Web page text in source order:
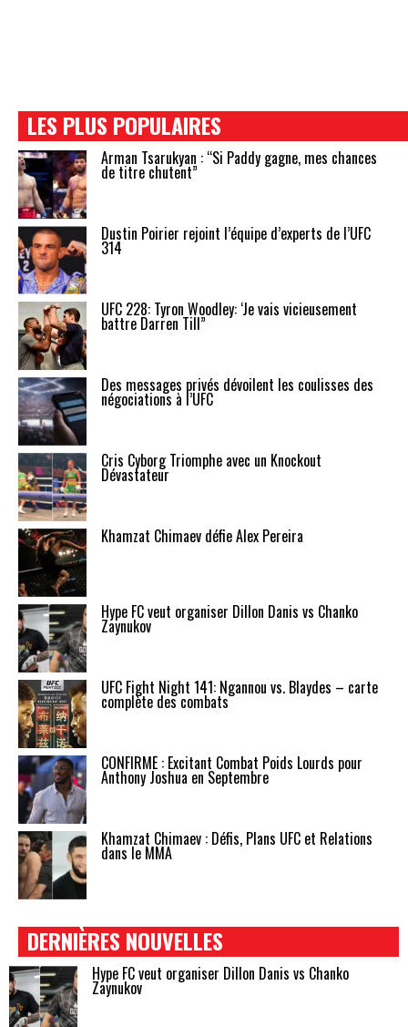
LES PLUS POPULAIRES
Arman Tsarukyan : “Si Paddy gagne, mes chances
de titre chutent”
Dustin Poirier rejoint l’équipe d’experts de l’UFC
314
UFC 228: Tyron Woodley: ‘Je vais vicieusement
battre Darren Till”
Des messages privés dévoilent les coulisses des
négociations à l’UFC
Cris Cyborg Triomphe avec un Knockout
Dévastateur
Khamzat Chimaev défie Alex Pereira
Hype FC veut organiser Dillon Danis vs Chanko
Zaynukov
UFC Fight Night 141: Ngannou vs. Blaydes – carte
complète des combats
CONFIRMÉ : Excitant Combat Poids Lourds pour
Anthony Joshua en Septembre
Khamzat Chimaev : Défis, Plans UFC et Relations
dans le MMA
DERNIÈRES NOUVELLES
Hype FC veut organiser Dillon Danis vs Chanko
Zaynukov